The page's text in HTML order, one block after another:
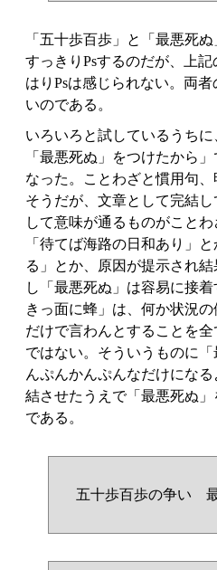
「五十歩百歩」と「最悪死
すっきりPsするのだが、上
はりPsは感じられない。両
いのである。
いろいろと試しているうち
「最悪死ぬ」をつけたから
なった。ことわざと慣用句
そうだが、文章として完結
して意味が通るものがことわ
「待てば海路の日和あり」
る」とか、原因が提示され
し「最悪死ぬ」は容易に接
きっ面に蜂」は、何か状況
だけで言わんとすることを
ではない。そういうものに
んぷんかんぷんなだけにな
結させたうえで「最悪死ぬ」
である。
五十歩百歩の争い